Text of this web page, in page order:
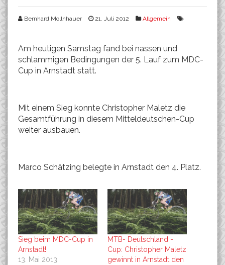
Bernhard Mollnhauer 21. Juli 2012 Allgemein
Am heutigen Samstag fand bei nassen und
schlammigen Bedingungen der 5. Lauf zum MDC-
Cup in Arnstadt statt.
Mit einem Sieg konnte Christopher Maletz die
Gesamtführung in diesem Mitteldeutschen-Cup
weiter ausbauen.
Marco Schätzing belegte in Arnstadt den 4. Platz.
Sieg beim MDC-Cup in
Arnstadt!
13. Mai 2013
MTB- Deutschland -
Cup: Christopher Maletz
gewinnt in Arnstadt den